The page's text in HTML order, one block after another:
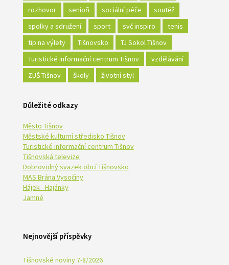
rozhovor
senioři sociální péče
soutěž
spolky a sdružení
sport svč inspiro
tenis
tip na výlety
Tišnovsko
TJ Sokol Tišnov
Turistické informační centrum Tišnov
vzdělávání
ZUŠ Tišnov
školy životní styl
Důležité odkazy
Město Tišnov
Městské kulturní středisko Tišnov
Turistické informační centrum Tišnov
Tišnovská televize
Dobrovolný svazek obcí Tišnovsko
MAS Brána Vysočiny
Hájek - Hajánky
Jamné
Nejnovější příspěvky
Tišnovské noviny 7-8/2026